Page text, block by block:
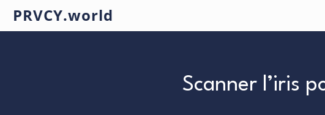
PRVCY.world
Scanner l’iris